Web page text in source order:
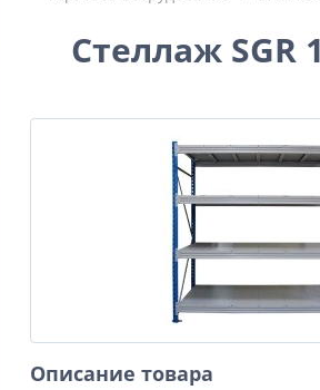
Стеллаж SGR
Описание товара